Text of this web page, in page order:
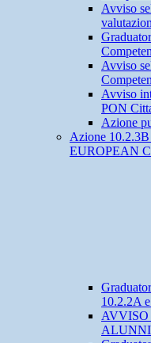
Avviso
Avviso
Avviso
PON
Azione
Azione
EUROPEAN
10.2.2A
ALUNNI